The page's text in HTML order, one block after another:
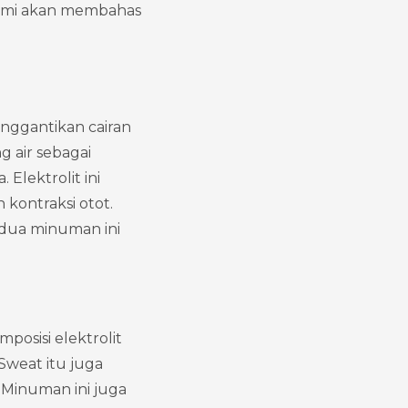
akan membahas
cairan
air sebagai
Elektrolit ini
kontraksi otot.
minuman ini
elektrolit
itu juga
ini juga